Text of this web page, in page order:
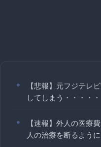
【悲報】元フジテレ
してしまう・・・・・
【速報】外人の医療
人の治療を断るよう